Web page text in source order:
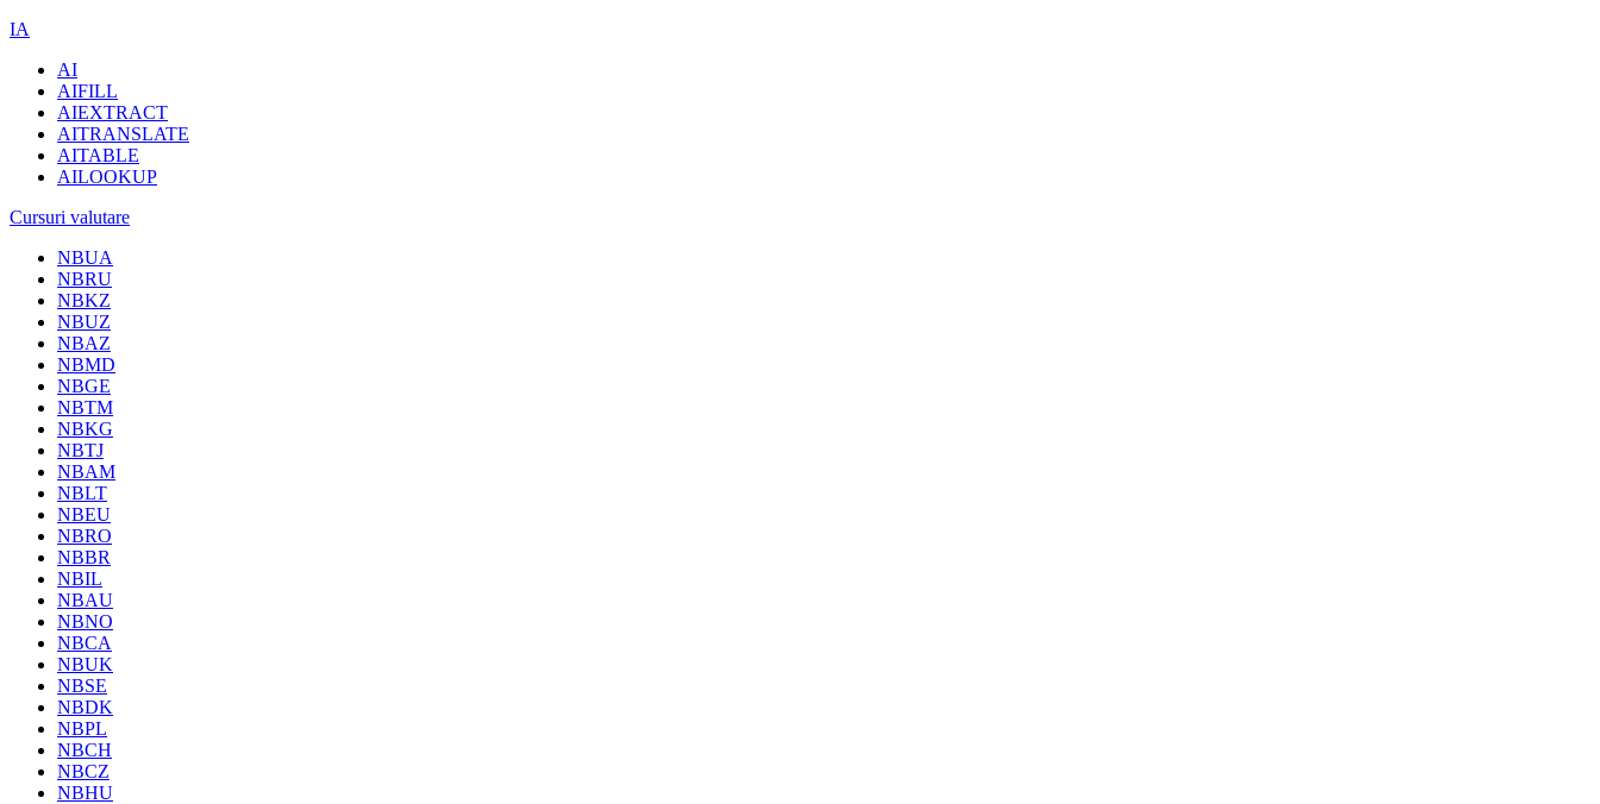
IA
AI
AIFILL
AIEXTRACT
AITRANSLATE
AITABLE
AILOOKUP
Cursuri valutare
NBUA
NBRU
NBKZ
NBUZ
NBAZ
NBMD
NBGE
NBTM
NBKG
NBTJ
NBAM
NBLT
NBEU
NBRO
NBBR
NBIL
NBAU
NBNO
NBCA
NBUK
NBSE
NBDK
NBPL
NBCH
NBCZ
NBHU